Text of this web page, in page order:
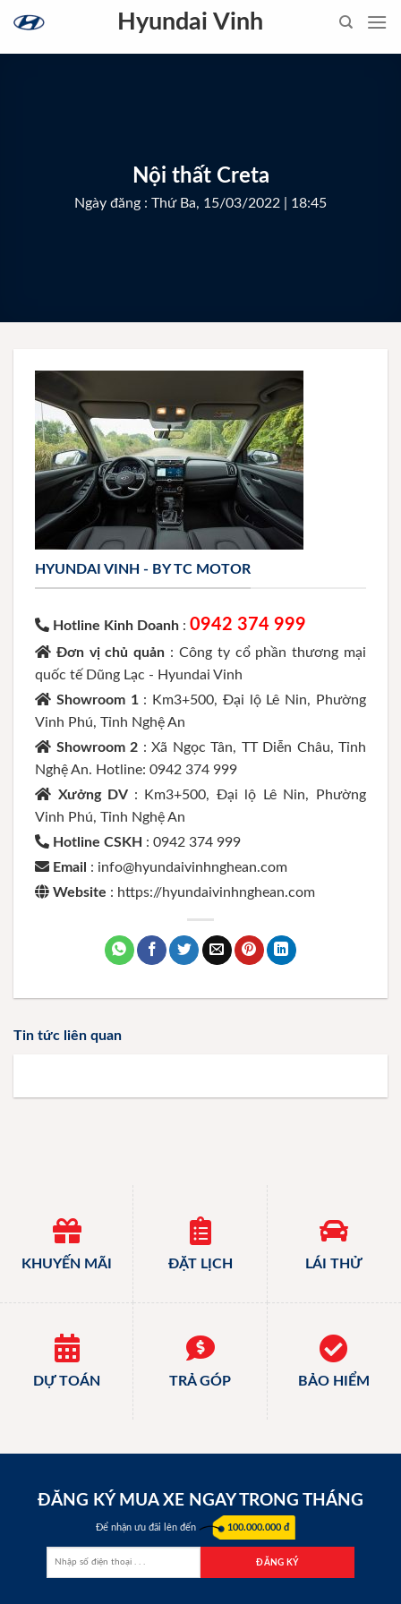
content
Hyundai Vinh
Nội thất Creta
Ngày đăng : Thứ Ba, 15/03/2022 | 18:45
HYUNDAI VINH - BY TC MOTOR
Hotline Kinh Doanh : 0942 374 999
Đơn vị chủ quản : Công ty cổ phần thương mại
quốc tế Dũng Lạc - Hyundai Vinh
Showroom 1 : Km3+500, Đại lộ Lê Nin, Phường
Vinh Phú, Tỉnh Nghệ An
Showroom 2 : Xã Ngọc Tân, TT Diễn Châu, Tỉnh
Nghệ An. Hotline: 0942 374 999
Xưởng DV : Km3+500, Đại lộ Lê Nin, Phường
Vinh Phú, Tỉnh Nghệ An
Hotline CSKH : 0942 374 999
Email : info@hyundaivinhnghean.com
Website : https://hyundaivinhnghean.com
Tin tức liên quan
KHUYẾN MÃI ĐẶT LỊCH LÁI THỬ
DỰ TOÁN TRẢ GÓP BẢO HIỂM
ĐĂNG KÝ MUA XE NGAY TRONG THÁNG
Để nhận ưu đãi lên đến 100.000.000 đ